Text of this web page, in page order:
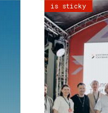
is sticky